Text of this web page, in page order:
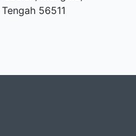
56511